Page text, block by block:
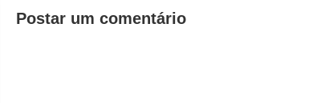
Postar um comentário